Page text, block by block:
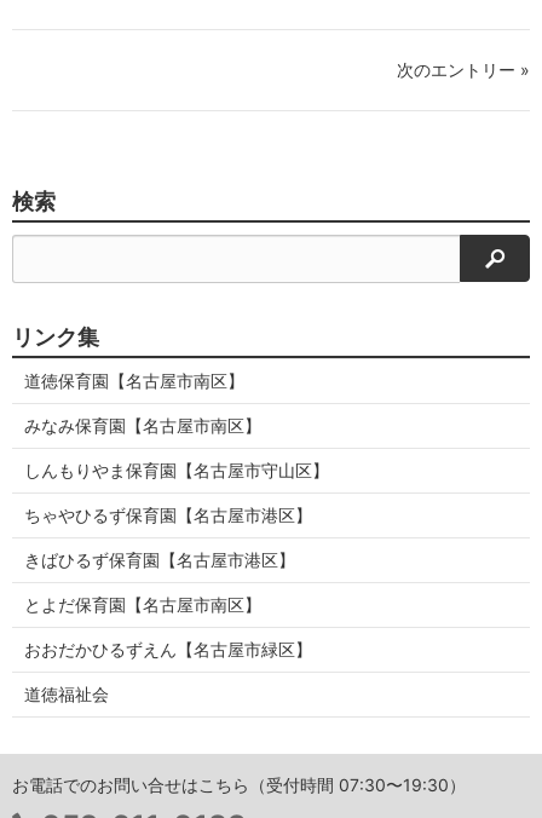
次のエントリー »
検索
検索
リンク集
道徳保育園【名古屋市南区】
みなみ保育園【名古屋市南区】
しんもりやま保育園【名古屋市守山区】
ちゃやひるず保育園【名古屋市港区】
きばひるず保育園【名古屋市港区】
とよだ保育園【名古屋市南区】
おおだかひるずえん【名古屋市緑区】
道徳福祉会
お電話でのお問い合せはこちら（受付時間 07:30〜19:30）